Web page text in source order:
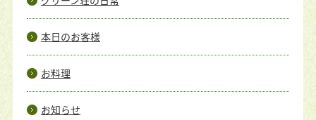
本日のお客様
お料理
お知らせ